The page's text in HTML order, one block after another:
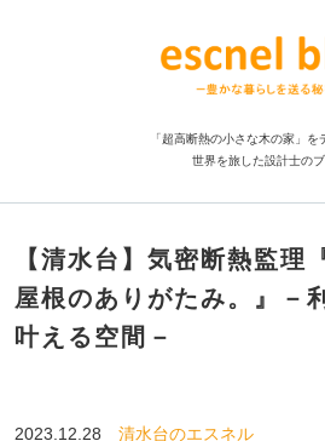
「超高断熱の小さな木の家」を
世界を旅した設計士の
【清水台】気密断熱監理
屋根のありがたみ。』－
叶える空間－
2023.12.28 清水台のエスネル